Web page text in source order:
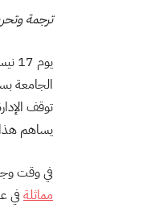
ترجمة
يوم 17 نيسان/ أبريل، نظّم طلاب جامعة كولومبيا
الجامعة
يساهم
في وقت
مماثلة